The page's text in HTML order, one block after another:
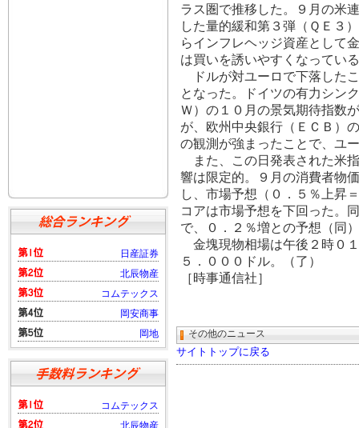
ラス圏で推移した。９月の米
した量的緩和第３弾（ＱＥ３
らインフレヘッジ資産として
は買いを誘いやすくなってい
ドルが対ユーロで下落した
となった。ドイツの有力シン
Ｗ）の１０月の景気期待指数
が、欧州中央銀行（ＥＣＢ）
の観測が強まったことで、ユ
また、この日発表された米
響は限定的。９月の消費者物
し、市場予想（０．５％上昇
コアは市場予想を下回った。
で、０．２％増との予想（同
金塊現物相場は午後２時０
５．０００ドル。（了）
［時事通信社］
その他のニュース
サイトトップに戻る